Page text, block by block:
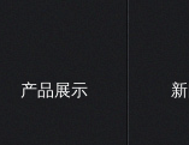
产品展示